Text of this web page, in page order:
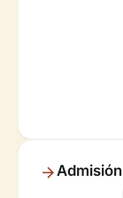
Admisión